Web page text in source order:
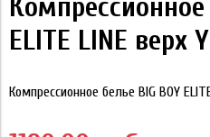
Компрессионное
ELITE LINE верх
Компрессионное белье BIG BOY